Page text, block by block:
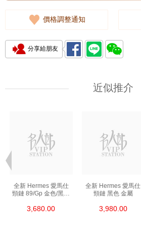
價格調整通知
分享給朋友
近似推介
全新 Hermes 愛馬仕
頸鏈 89/Gp 金色/黑色
3,680.00
全新 Hermes 愛馬仕
頸鏈 黑色 金屬
3,980.00